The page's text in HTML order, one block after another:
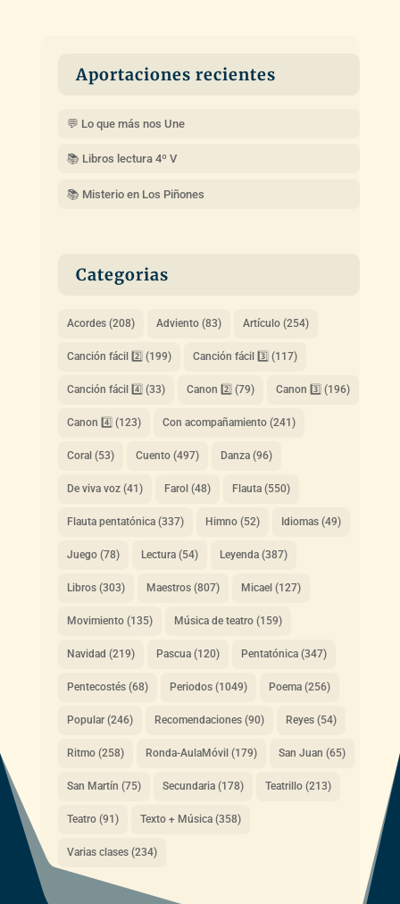
Aportaciones recientes
💬 Lo que más nos Une
📚 Libros lectura 4º V
📚 Misterio en Los Piñones
Categorias
Acordes(208) Adviento(83) Artículo(254)
Canción fácil 2️⃣ (199) Canción fácil 3️⃣ (117)
Canción fácil 4️⃣ (33) Canon 2️⃣ (79) Canon 3️⃣ (196)
Canon 4️⃣ (123) Con acompañamiento(241)
Coral(53) Cuento(497) Danza(96)
De viva voz(41) Farol(48) Flauta(550)
Flauta pentatónica(337) Himno(52) Idiomas(49)
Juego(78) Lectura(54) Leyenda(387)
Libros(303) Maestros(807) Micael(127)
Movimiento(135) Música de teatro(159)
Navidad (219) Pascua(120) Pentatónica(347)
Pentecostés(68) Periodos(1049) Poema(256)
Popular(246) Recomendaciones(90) Reyes(54)
Ritmo(258) Ronda-AulaMóvil(179) San Juan (65)
San Martín (75) Secundaria(178) Teatrillo(213)
Teatro(91) Texto + Música(358)
Varias clases(234)